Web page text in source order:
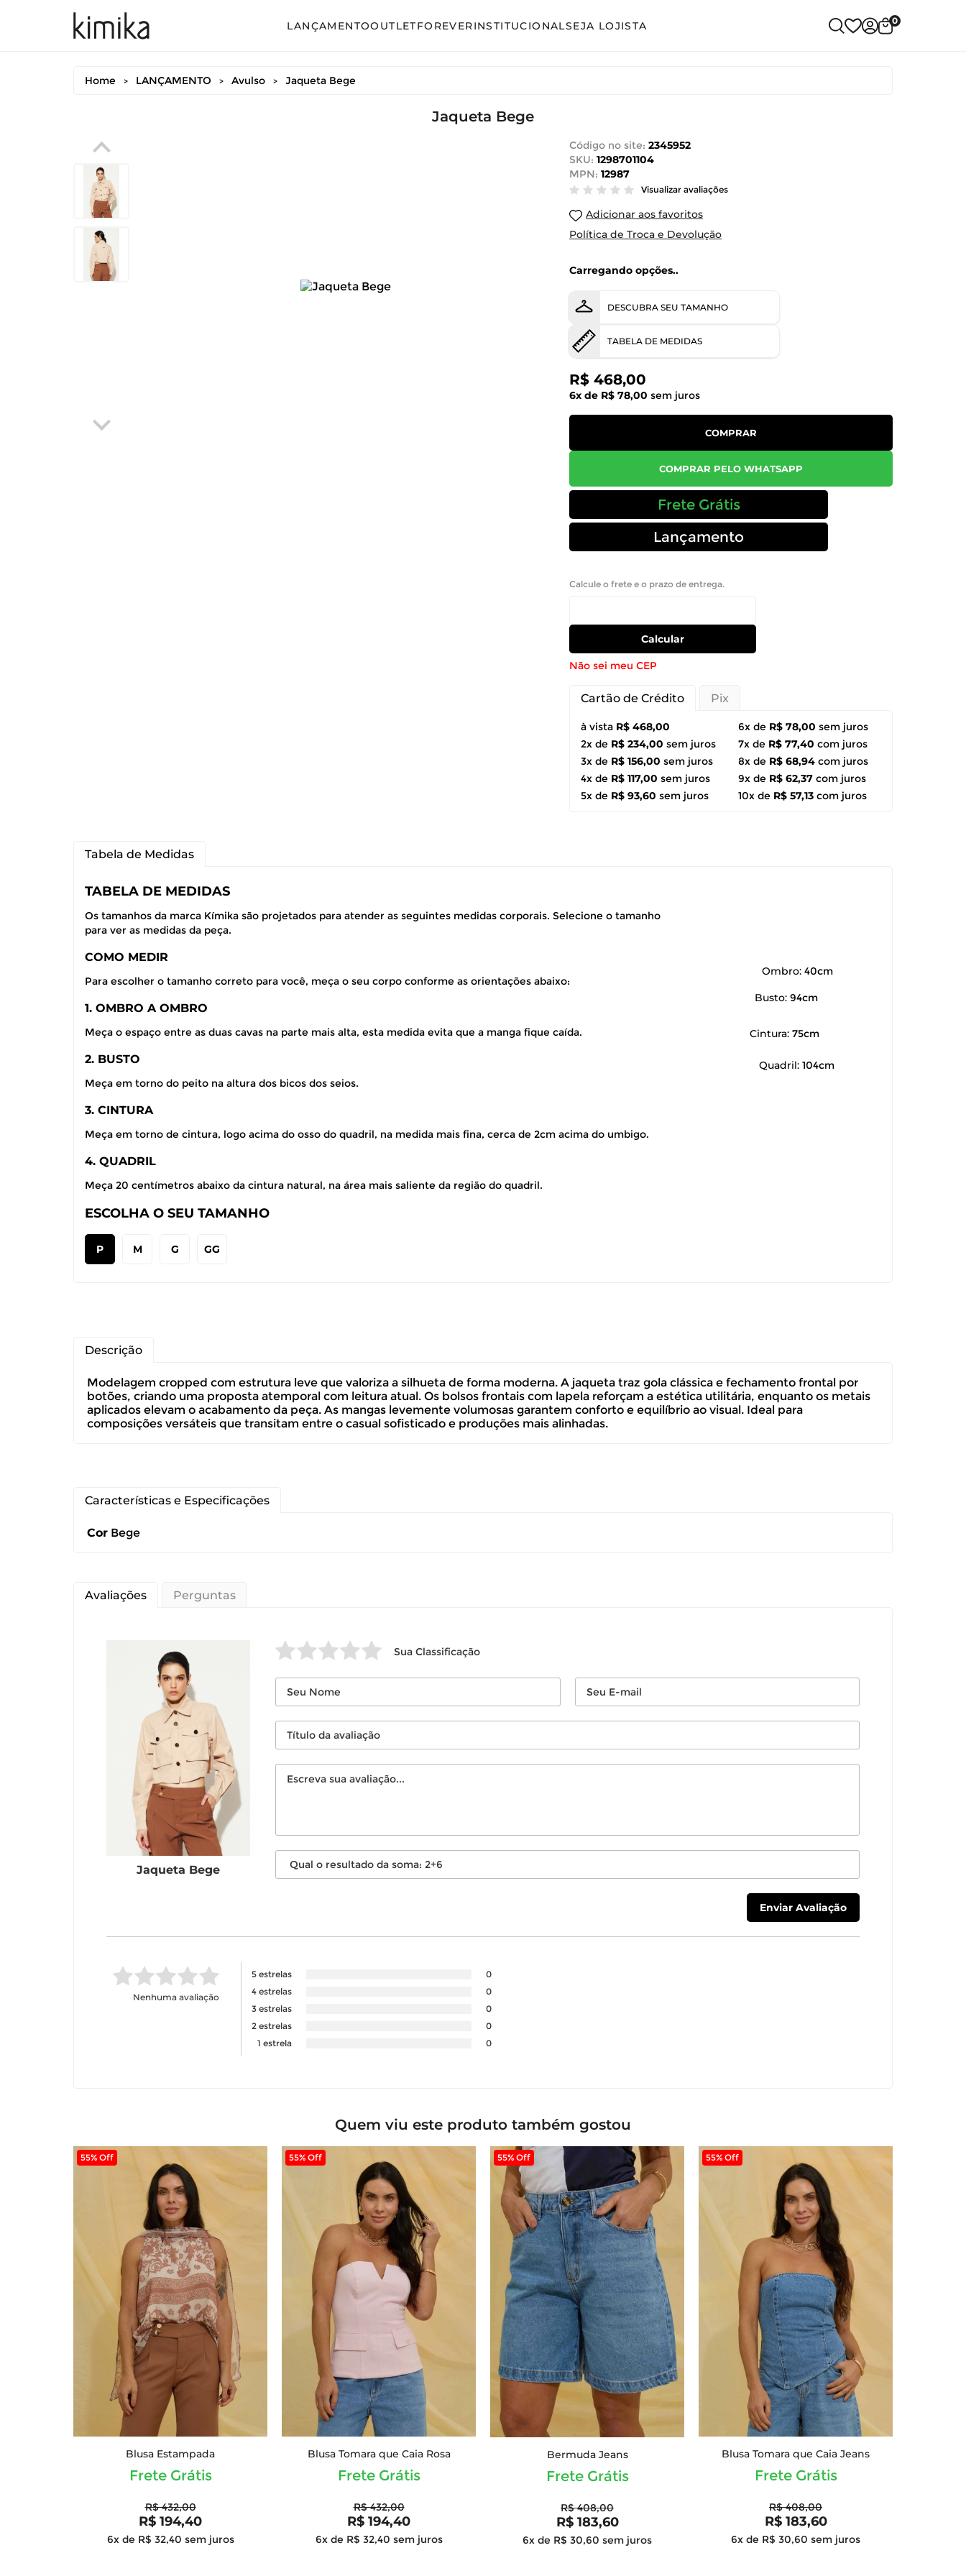
LANÇAMENTO
Conjunto Calça
OUTLET
Conjunto Saia
FOREVERINSTITUCIONALSEJA LOJISTA 0
Home > LANÇAMENTO > Avulso > Jaqueta Bege
Jaqueta Bege
Código no site: 2345952
SKU: 1298701104
MPN: 12987
Visualizar avaliações
Adicionar aos favoritos
Política de Troca e Devolução
Carregando opções..
DESCUBRA SEU TAMANHO
TABELA DE MEDIDAS
R$ 468,00
6x de R$ 78,00 sem juros
COMPRAR
COMPRAR PELO WHATSAPP
Frete Grátis
Lançamento
Calcule o frete e o prazo de entrega.
Calcular
Não sei meu CEP
Cartão de Crédito Pix
à vista R$ 468,00
2x de R$ 234,00 sem juros
3x de R$ 156,00 sem juros
4x de R$ 117,00 sem juros
5x de R$ 93,60 sem juros
6x de R$ 78,00 sem juros
7x de R$ 77,40 com juros
8x de R$ 68,94 com juros
9x de R$ 62,37 com juros
10x de R$ 57,13 com juros
Tabela de Medidas
TABELA DE MEDIDAS
Os tamanhos da marca Kímika são projetados para atender as seguintes medidas corporais. Selecione o tamanho
para ver as medidas da peça.
COMO MEDIR
Para escolher o tamanho correto para você, meça o seu corpo conforme as orientações abaixo:
1. OMBRO A OMBRO
Meça o espaço entre as duas cavas na parte mais alta, esta medida evita que a manga fique caída.
2. BUSTO
Meça em torno do peito na altura dos bicos dos seios.
3. CINTURA
Meça em torno de cintura, logo acima do osso do quadril, na medida mais fina, cerca de 2cm acima do umbigo.
4. QUADRIL
Meça 20 centímetros abaixo da cintura natural, na área mais saliente da região do quadril.
ESCOLHA O SEU TAMANHO
P M G GG
Ombro: 40cm
Busto: 94cm
Cintura: 75cm
Quadril: 104cm
Descrição
Modelagem cropped com estrutura leve que valoriza a silhueta de forma moderna. A jaqueta traz gola clássica e fechamento frontal por
botões, criando uma proposta atemporal com leitura atual. Os bolsos frontais com lapela reforçam a estética utilitária, enquanto os metais
aplicados elevam o acabamento da peça. As mangas levemente volumosas garantem conforto e equilíbrio ao visual. Ideal para
composições versáteis que transitam entre o casual sofisticado e produções mais alinhadas.
Características e Especificações
Cor Bege
Avaliações Perguntas
Jaqueta Bege
Sua Classificação
Nenhuma avaliação
5 estrelas
0
4 estrelas
0
3 estrelas
0
2 estrelas
0
1 estrela
0
Quem viu este produto também gostou
55% Off
Blusa Estampada
Frete Grátis
R$ 432,00
R$ 194,40
6x de R$ 32,40 sem juros
55% Off
Blusa Tomara que Caia Rosa
Frete Grátis
R$ 432,00
R$ 194,40
6x de R$ 32,40 sem juros
55% Off
Bermuda Jeans
Frete Grátis
R$ 408,00
R$ 183,60
6x de R$ 30,60 sem juros
55% Off
Blusa Tomara que Caia Jeans
Frete Grátis
R$ 408,00
R$ 183,60
6x de R$ 30,60 sem juros